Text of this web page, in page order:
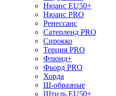
Нюанс EU50+
Нюанс PRO
Ренессанс
Сатерленд PRO
Сирокко
Терция PRO
Флюид+
Фьорд PRO
Хорда
Ш-образные
Штиль EU50+